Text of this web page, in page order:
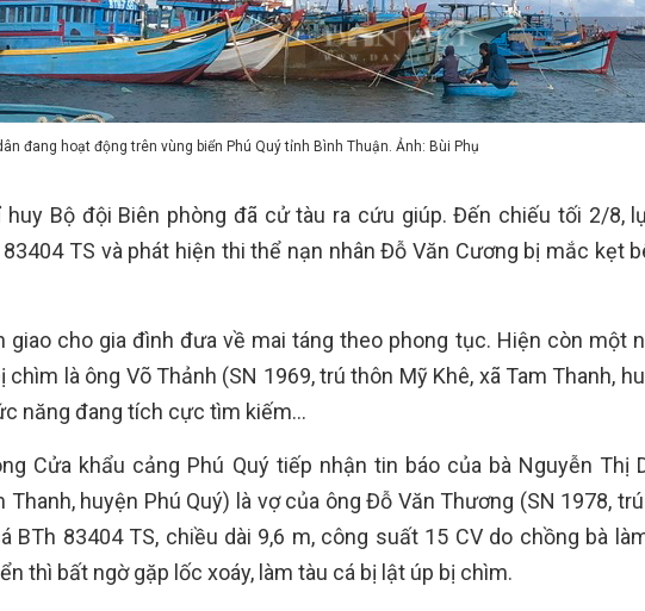
đang hoạt động trên vùng biển Phú Quý tỉnh Bình Thuận. Ảnh: Bùi Phụ
huy Bộ đội Biên phòng đã cử tàu ra cứu giúp. Đến chiếu tối 2/8,
TS và phát hiện thi thể nạn nhân Đỗ Văn Cương bị mắc kẹt
giao cho gia đình đưa về mai táng theo phong tục. Hiện còn một
là ông Võ Thảnh (SN 1969, trú thôn Mỹ Khê, xã Tam Thanh,
năng đang tích cực tìm kiếm…
Cửa khẩu cảng Phú Quý tiếp nhận tin báo của bà Nguyễn Thị
Thanh, huyện Phú Quý) là vợ của ông Đỗ Văn Thương (SN 1978,
BTh 83404 TS, chiều dài 9,6 m, công suất 15 CV do chồng bà
thì bất ngờ gặp lốc xoáy, làm tàu cá bị lật úp bị chìm.